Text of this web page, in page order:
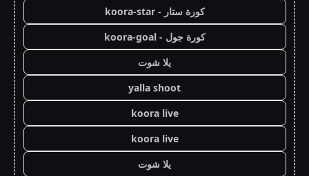
كورة ستار - koora-star
كورة جول - koora-goal
يلا شوت
yalla shoot
koora live
koora live
يلا شوت